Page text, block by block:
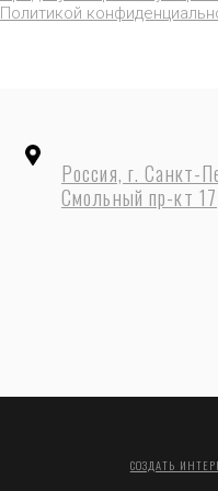
Политикой
Россия, г. Санкт-
Смольный пр-кт 17
СОЗДАТЬ